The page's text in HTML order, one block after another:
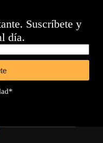
Suscríbete y
día.
*